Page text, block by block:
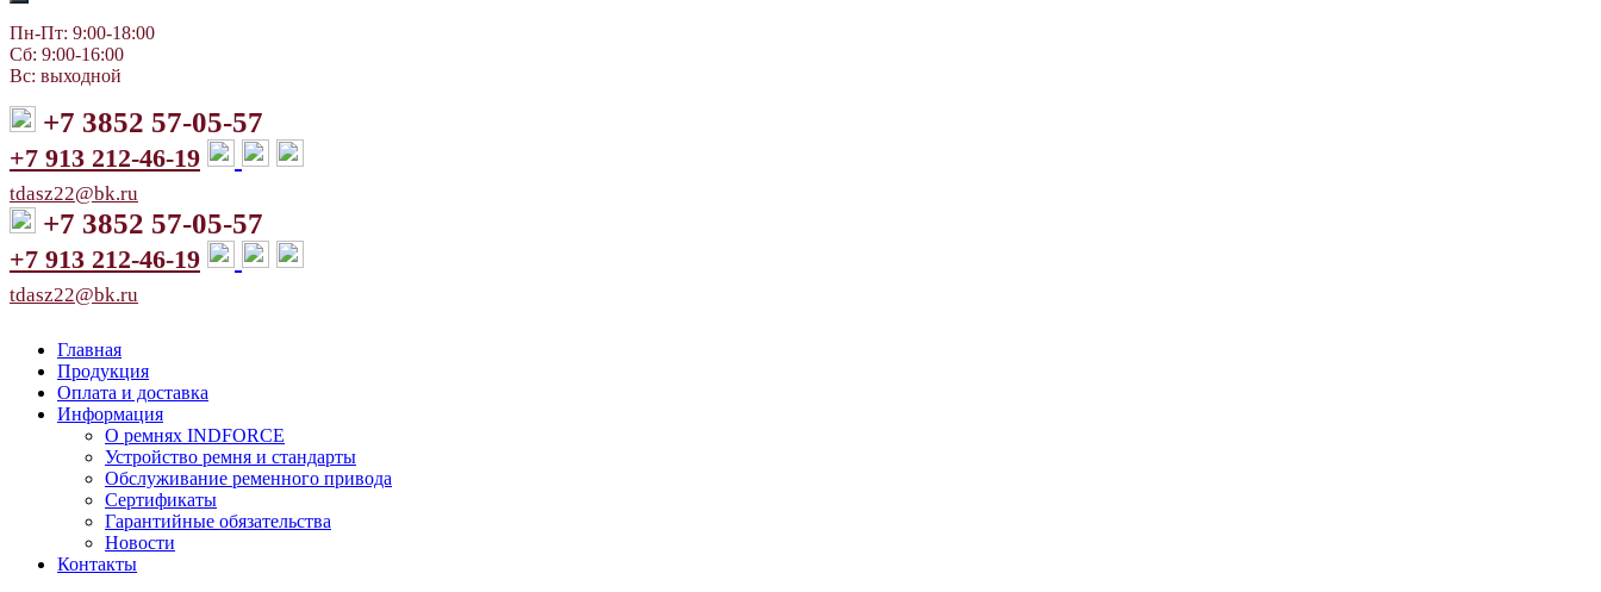
Пн-Пт: 9:00-18:00
Сб: 9:00-16:00
Вс: выходной
+7 3852 57-05-57
+7 913 212-46-19
tdasz22@bk.ru
+7 3852 57-05-57
+7 913 212-46-19
tdasz22@bk.ru
Главная
Продукция
Оплата и доставка
Информация
О ремнях INDFORCE
Устройство ремня и стандарты
Обслуживание ременного привода
Сертификаты
Гарантийные обязательства
Новости
Контакты